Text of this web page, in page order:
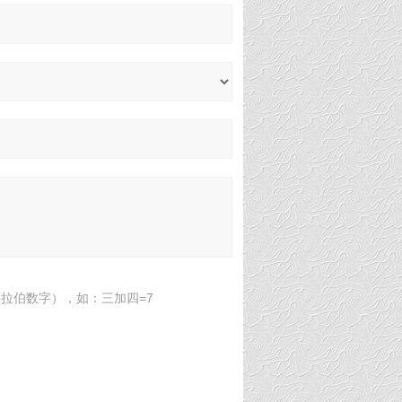
伯数字），如：三加四=7